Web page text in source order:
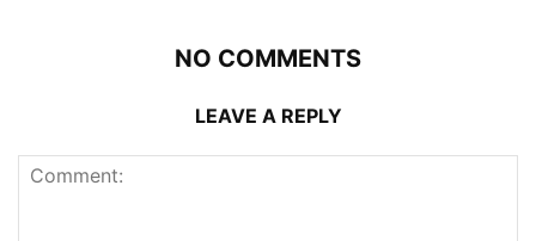
NO COMMENTS
LEAVE A REPLY